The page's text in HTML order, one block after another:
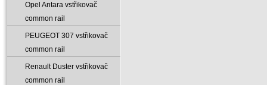
Opel Antara vstřikovač
common rail
PEUGEOT 307 vstřikovač
common rail
Renault Duster vstřikovač
common rail